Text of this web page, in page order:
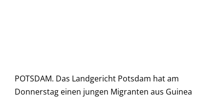
POTSDAM. Das Landgericht Potsdam hat am
Donnerstag einen jungen Migranten aus Guinea